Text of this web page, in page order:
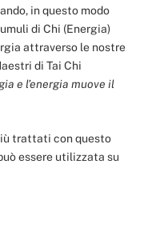
in questo modo
di Chi (Energia)
attraverso le nostre
di Tai Chi
e l’energia muove il
trattati con questo
essere utilizzata su